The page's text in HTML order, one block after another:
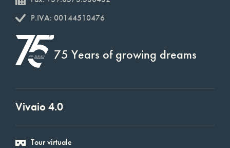
P.IVA: 00144510476
75 Years of growing dreams
Vivaio 4.0
Tour virtuale